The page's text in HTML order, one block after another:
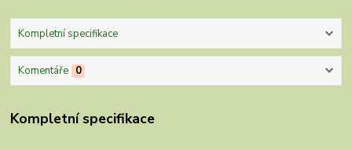
Kompletní specifikace
Komentáře 0
Kompletní specifikace